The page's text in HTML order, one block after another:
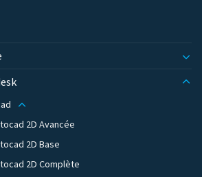
2D Avancée
2D Base
2D Complète